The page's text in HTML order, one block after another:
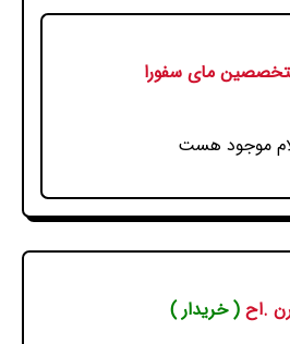
مای سفورا
موجود هست
.اح( خریدار )